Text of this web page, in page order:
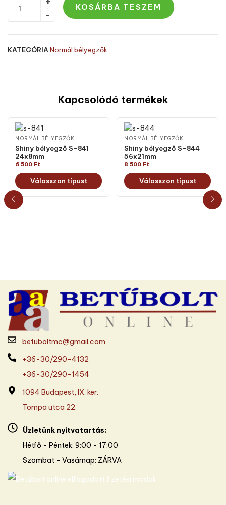
KOSÁRBA TESZEM
KATEGÓRIA Normál bélyegzők
Kapcsolódó termékek
NORMÁL BÉLYEGZŐK
Shiny bélyegző S-841
24x8mm
6 500 Ft
Válasszon típust
NORMÁL BÉLYEGZŐK
Shiny bélyegző S-844
56x21mm
8 500 Ft
Válasszon típust
betuboltmc@gmail.com
+36-30/290-4132
+36-30/290-1454
1094 Budapest, IX. ker.
Tompa utca 22.
Üzletünk nyitvatartás:
Hétfő - Péntek: 9:00 - 17:00
Szombat - Vasárnap: ZÁRVA